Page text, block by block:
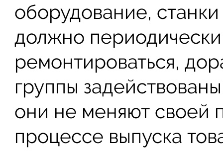
оборудование,
должно периодически
ремонтироваться,
группы
они не меняют своей
процессе выпуска